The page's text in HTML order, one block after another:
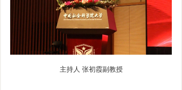
主持人 张初霞副教授